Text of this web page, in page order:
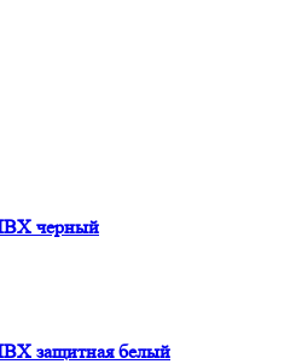
черный
защитная белый